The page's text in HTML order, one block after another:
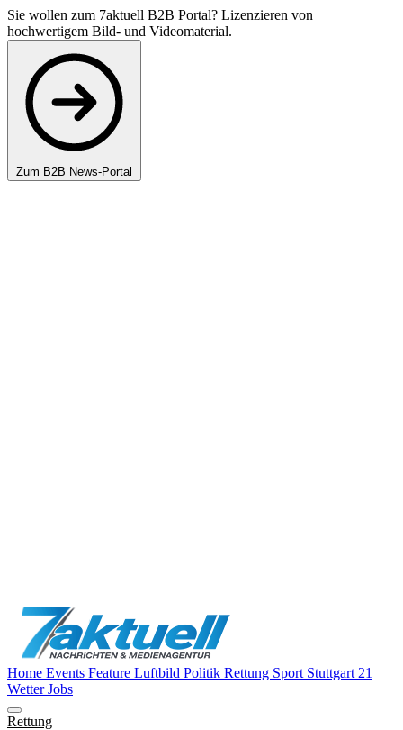
Sie wollen zum 7aktuell B2B Portal? Lizenzieren von
hochwertigem Bild- und Videomaterial.
Zum B2B News-Portal
Home Events Feature Luftbild Politik Rettung Sport Stuttgart 21
WetterJobs
Rettung